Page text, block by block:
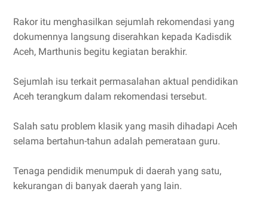
Rakor itu menghasilkan sejumlah rekomendasi yang
dokumennya langsung diserahkan kepada Kadisdik
Aceh, Marthunis begitu kegiatan berakhir.
Sejumlah isu terkait permasalahan aktual pendidikan
Aceh terangkum dalam rekomendasi tersebut.
Salah satu problem klasik yang masih dihadapi Aceh
selama bertahun-tahun adalah pemerataan guru.
Tenaga pendidik menumpuk di daerah yang satu,
kekurangan di banyak daerah yang lain.